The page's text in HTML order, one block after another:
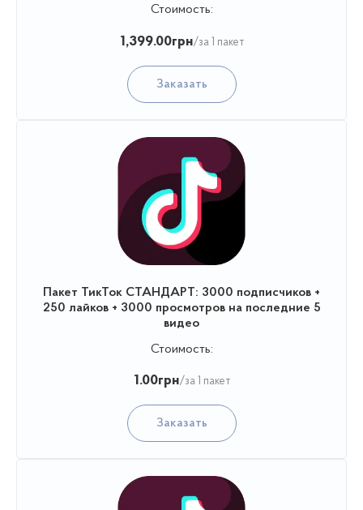
Стоимость:
1,399.00грн/за 1 пакет
Заказать
Пакет ТикТок СТАНДАРТ: 3000 подписчиков +
250 лайков + 3000 просмотров на последние 5
видео
Стоимость:
1.00грн/за 1 пакет
Заказать